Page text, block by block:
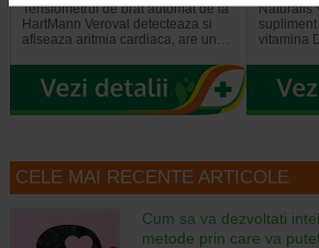
Tensiometrul de brat automat de la
HartMann Veroval detecteaza si
afiseaza aritmia cardiaca, are un…
Naturalis
vitamina
CELE MAI RECENTE ARTICOLE
Cum sa va dezvoltati
metode prin care va